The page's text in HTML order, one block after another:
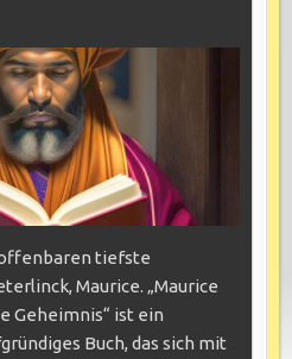
tiefste
Maurice. „Maurice
Geheimnis“ ist ein
Buch, das sich mit